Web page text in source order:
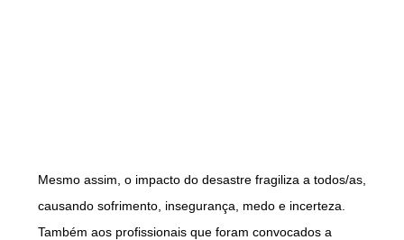
Mesmo assim, o impacto do desastre fragiliza a todos/as,
causando sofrimento, insegurança, medo e incerteza.
Também aos profissionais que foram convocados a